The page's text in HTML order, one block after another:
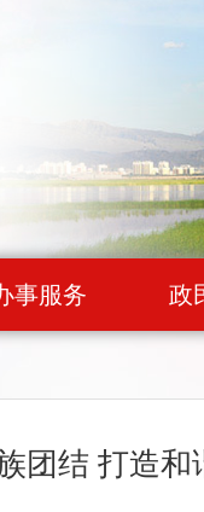
事服务 政
结 打造和